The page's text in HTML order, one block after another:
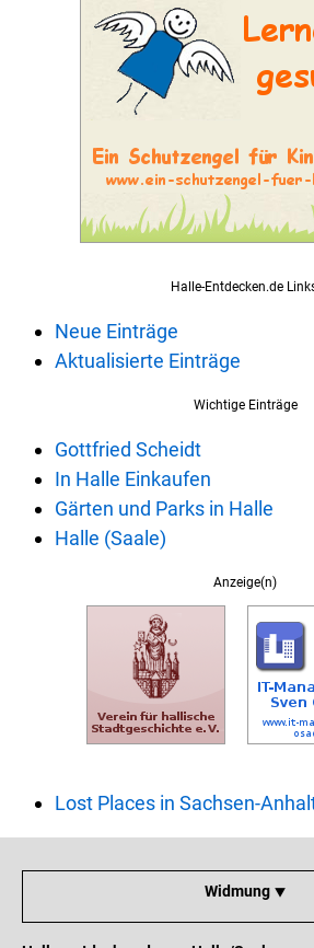
Halle-Entdecken.de
Neue Einträge
Aktualisierte Einträge
Wichtige Einträge
Gottfried Scheidt
In Halle Einkaufen
Gärten und Parks in Halle
Halle (Saale)
Anzeige(n)
Lost Places in Sachsen-
Widmung ⯆